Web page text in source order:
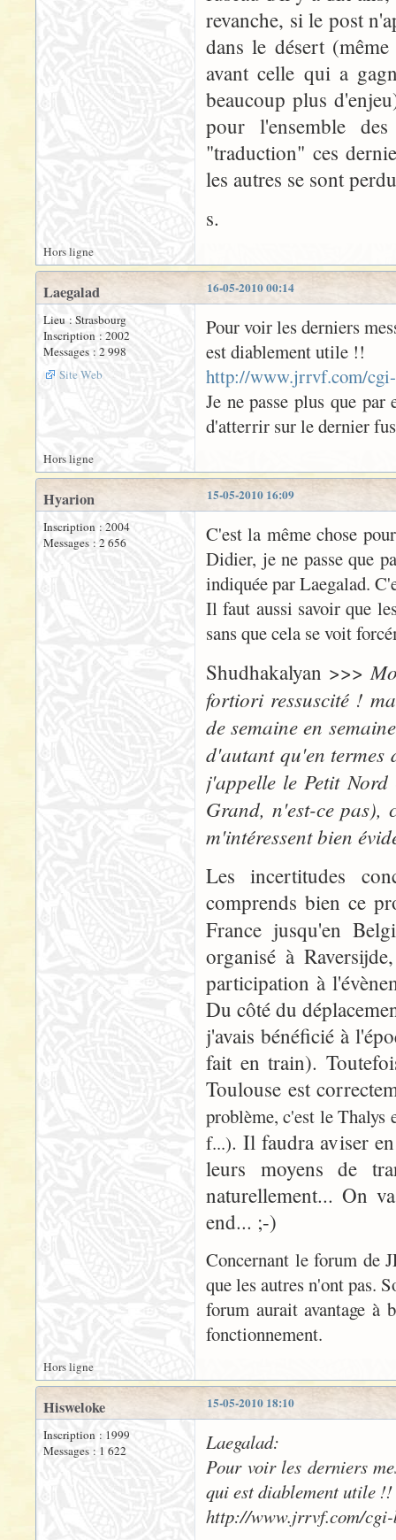
revanche, si le post
dans le désert
avant celle qui a
beaucoup plus
pour l'ensemble
"traduction" ces
les autres se sont
s.
Hors ligne
16-05-2010 00:14
Laegalad
Lieu : Strasbourg
Inscription : 2002
Messages : 2 998
Site Web
Pour voir les derniers
est diablement utile !!
http://www.jrrvf.com/cgi-
Je ne passe plus que
d'atterrir sur le dernier
Hors ligne
15-05-2010 16:09
Hyarion
Inscription : 2004
Messages : 2 656
C'est la même chose
Didier, je ne passe que
indiquée par Laegalad.
Il faut aussi savoir que
sans que cela se voit
Shudhakalyan >>>
fortiori ressuscité !
de semaine en
d'autant qu'en termes
j'appelle le Petit
Grand, n'est-ce pas),
m'intéressent bien
Les incertitudes
comprends bien ce
France jusqu'en
organisé à
participation à
Du côté du
j'avais bénéficié à
fait en train).
Toulouse est
problème, c'est le Thalys
f...). Il faudra aviser
leurs moyens de
naturellement... On
end... ;-)
Concernant le forum de
que les autres n'ont pas.
forum aurait avantage à
fonctionnement.
Hors ligne
15-05-2010 18:10
Hisweloke
Inscription : 1999
Messages : 1 622
Laegalad:
Pour voir les derniers
qui est diablement utile !!
http://www.jrrvf.com/cgi-